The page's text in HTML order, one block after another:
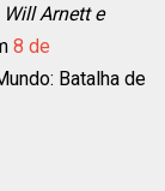
Arnett e
8 de
Batalha de